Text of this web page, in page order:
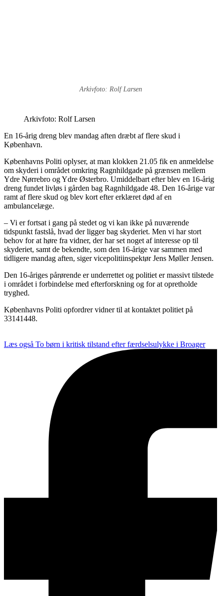
Arkivfoto: Rolf Larsen
Arkivfoto: Rolf Larsen
En 16-årig dreng blev mandag aften dræbt af flere skud i
København.
Københavns Politi oplyser, at man klokken 21.05 fik en anmeldelse
om skyderi i området omkring Ragnhildgade på grænsen mellem
Ydre Nørrebro og Ydre Østerbro. Umiddelbart efter blev en 16-årig
dreng fundet livløs i gården bag Ragnhildgade 48. Den 16-årige var
ramt af flere skud og blev kort efter erklæret død af en
ambulancelæge.
– Vi er fortsat i gang på stedet og vi kan ikke på nuværende
tidspunkt fastslå, hvad der ligger bag skyderiet. Men vi har stort
behov for at høre fra vidner, der har set noget af interesse op til
skyderiet, samt de bekendte, som den 16-årige var sammen med
tidligere mandag aften, siger vicepolitiinspektør Jens Møller Jensen.
Den 16-åriges pårørende er underrettet og politiet er massivt tilstede
i området i forbindelse med efterforskning og for at opretholde
tryghed.
Københavns Politi opfordrer vidner til at kontaktet politiet på
33141448.
Læs også To børn i kritisk tilstand efter færdselsulykke i Broager